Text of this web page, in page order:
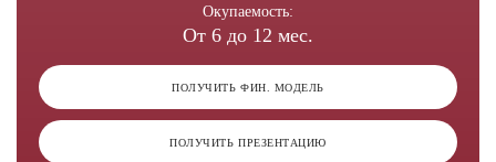
Окупаемость:
От 6 до 12 мес.
ПОЛУЧИТЬ ФИН. МОДЕЛЬ
ПОЛУЧИТЬ ПРЕЗЕНТАЦИЮ